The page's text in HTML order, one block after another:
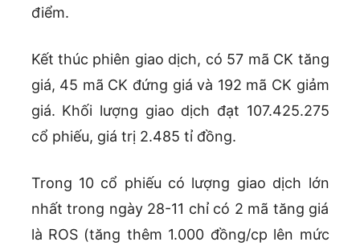
điểm.
Kết thúc phiên giao dịch, có 57 mã CK tăng
giá, 45 mã CK đứng giá và 192 mã CK giảm
giá. Khối lượng giao dịch đạt 107.425.275
cổ phiếu, giá trị 2.485 tỉ đồng.
Trong 10 cổ phiếu có lượng giao dịch lớn
nhất trong ngày 28-11 chỉ có 2 mã tăng giá
là ROS (tăng thêm 1.000 đồng/cp lên mức